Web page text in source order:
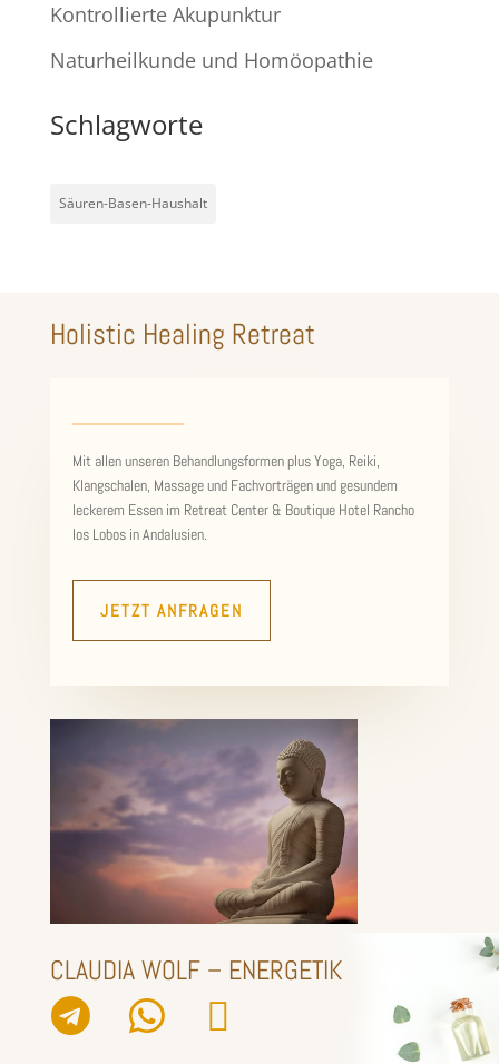
Kontrollierte Akupunktur
Naturheilkunde und Homöopathie
Schlagworte
Säuren-Basen-Haushalt
Holistic Healing Retreat
Mit allen unseren Behandlungsformen plus Yoga, Reiki,
Klangschalen, Massage und Fachvorträgen und gesundem
leckerem Essen im Retreat Center & Boutique Hotel Rancho
los Lobos in Andalusien.
JETZT ANFRAGEN
CLAUDIA WOLF – ENERGETIK
  